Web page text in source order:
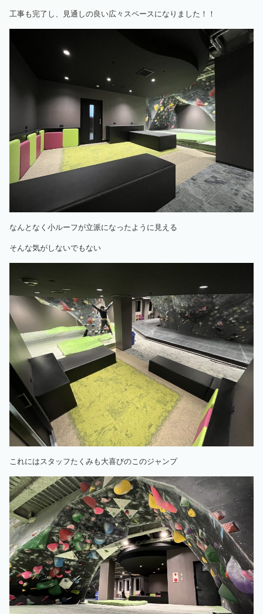
工事も完了し、見通しの良い広々スペースになりました！！
なんとなく小ルーフが立派になったように見える
そんな気がしないでもない
これにはスタッフたくみも大喜びのこのジャンプ